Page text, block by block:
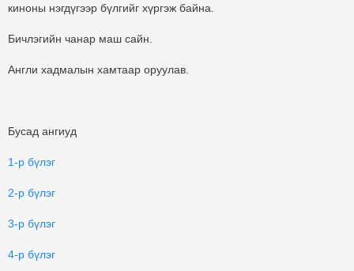
киноны нэгдүгээр бүлгийг хүргэж байна.
Бичлэгийн чанар маш сайн.
Англи хадмалын хамтаар оруулав.
Бусад ангиуд
1-р бүлэг
2-р бүлэг
3-р бүлэг
4-р бүлэг